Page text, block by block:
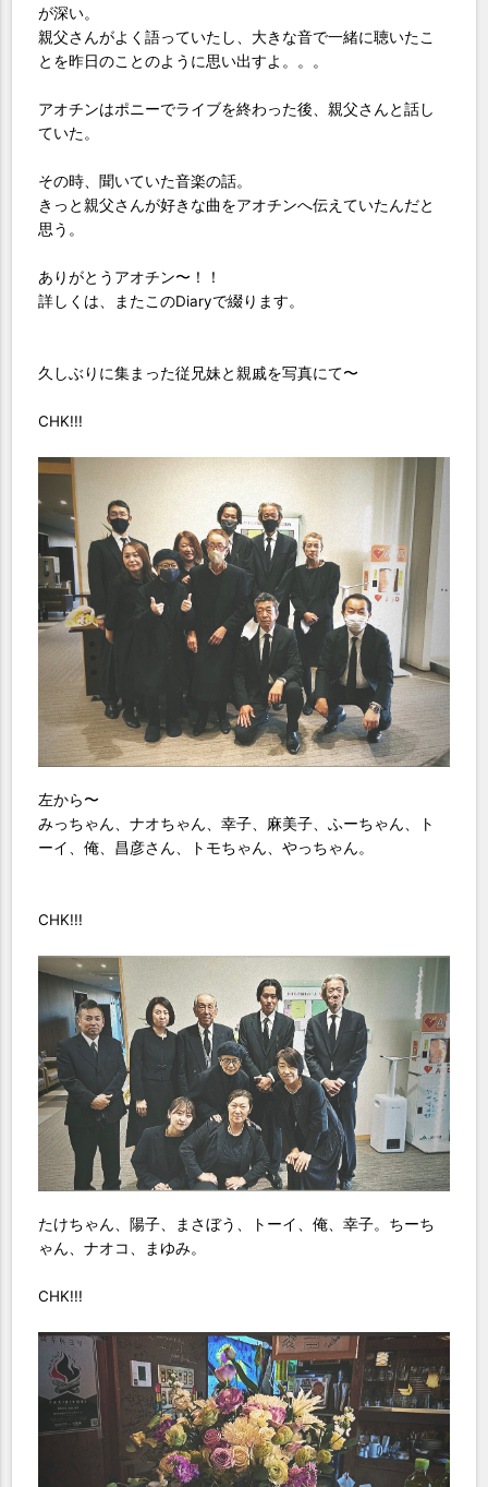
が深い。
親父さんがよく語っていたし、大きな音で一緒に聴いたこ
とを昨日のことのように思い出すよ。。。
アオチンはポニーでライブを終わった後、親父さんと話し
ていた。
その時、聞いていた音楽の話。
きっと親父さんが好きな曲をアオチンへ伝えていたんだと
思う。
ありがとうアオチン〜！！
詳しくは、またこのDiaryで綴ります。
久しぶりに集まった従兄妹と親戚を写真にて〜
CHK!!!
左から〜
みっちゃん、ナオちゃん、幸子、麻美子、ふーちゃん、ト
ーイ、俺、昌彦さん、トモちゃん、やっちゃん。
CHK!!!
たけちゃん、陽子、まさぼう、トーイ、俺、幸子。ちーち
ゃん、ナオコ、まゆみ。
CHK!!!